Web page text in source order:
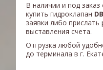
В наличии и под
купить гидроклапан
заявки либо
выставления счета.
Отгрузка любой
до терминала в г.